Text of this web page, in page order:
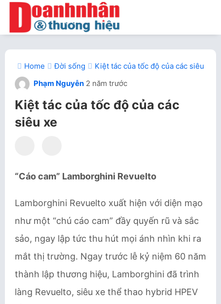
Home Đời sống
Kiệt tác của tốc độ của các siêu xe
Phạm Nguyễn 2 năm trước
Kiệt tác của tốc độ của các
siêu xe
“Cáo cam” Lamborghini Revuelto
Lamborghini Revuelto xuất hiện với diện mạo
như một “chú cáo cam” đầy quyến rũ và sắc
sảo, ngay lập tức thu hút mọi ánh nhìn khi ra
mắt thị trường. Ngay trước lễ kỷ niệm 60 năm
thành lập thương hiệu, Lamborghini đã trình
làng Revuelto, siêu xe thể thao hybrid HPEV